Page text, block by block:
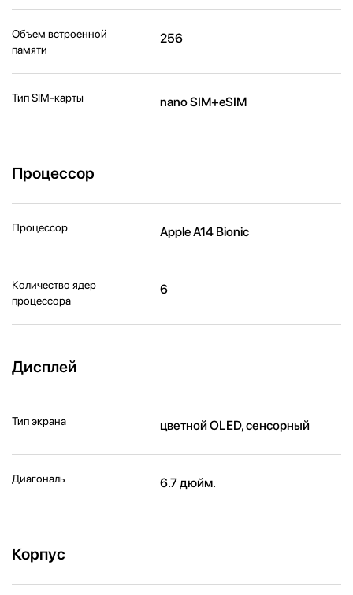
Объем встроенной
памяти
256
Тип SIM-карты nano SIM+eSIM
Процессор
Процессор Apple A14 Bionic
Количество ядер
процессора
6
Дисплей
Тип экрана цветной OLED, сенсорный
Диагональ 6.7 дюйм.
Корпус